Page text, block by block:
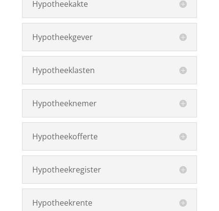
Hypotheekakte
Hypotheekgever
Hypotheeklasten
Hypotheeknemer
Hypotheekofferte
Hypotheekregister
Hypotheekrente